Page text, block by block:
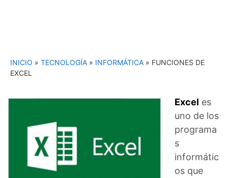
INICIO » TECNOLOGÍA » INFORMÁTICA » FUNCIONES DE
EXCEL
Excel es
uno de los
programa
s
informátic
os que